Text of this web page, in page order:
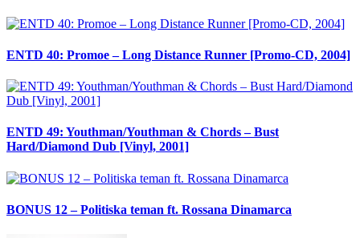
ENTD 40: Promoe – Long Distance Runner [Promo-CD, 2004]
ENTD 49: Youthman/Youthman & Chords – Bust
Hard/Diamond Dub [Vinyl, 2001]
BONUS 12 – Politiska teman ft. Rossana Dinamarca